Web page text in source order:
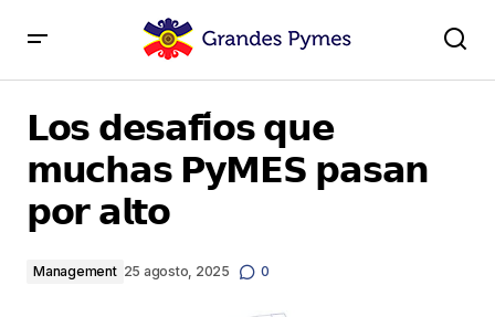
𝗟𝗼𝘀 𝗱𝗲𝘀𝗮𝗳𝗶́𝗼𝘀 𝗾𝘂𝗲
𝗺𝘂𝗰𝗵𝗮𝘀 𝗣𝘆𝗠𝗘𝗦 𝗽𝗮𝘀𝗮𝗻
𝗽𝗼𝗿 𝗮𝗹𝘁𝗼
Management 25 agosto, 2025 0